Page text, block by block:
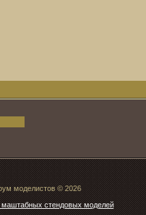
моделистов © 2026
маштабных стендовых моделей